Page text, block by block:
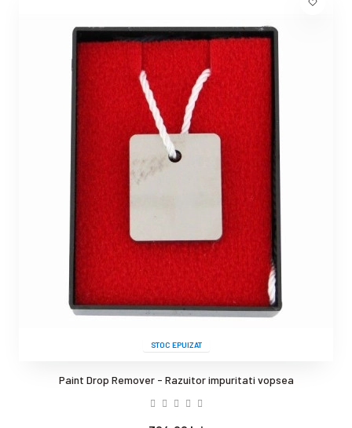
STOC EPUIZAT
Paint Drop Remover - Razuitor impuritati vopsea